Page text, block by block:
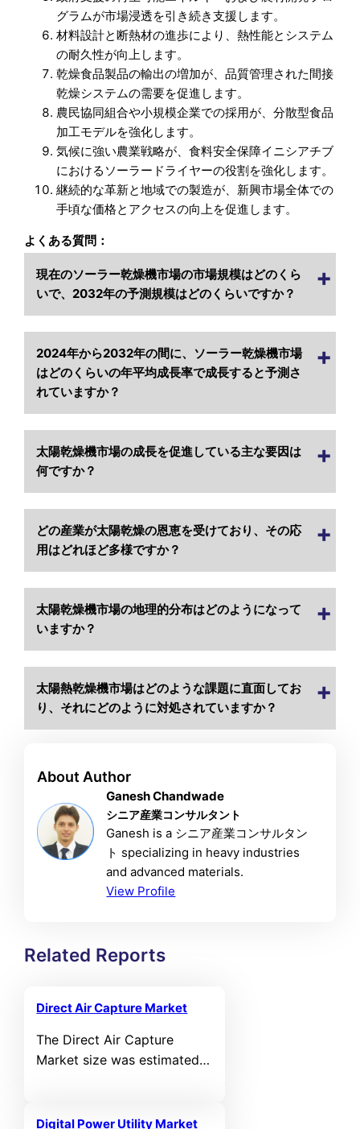
グラムが市場浸透を引き続き支援します。
材料設計と断熱材の進歩により、熱性能とシステム
の耐久性が向上します。
乾燥食品製品の輸出の増加が、品質管理された間接
乾燥システムの需要を促進します。
農民協同組合や小規模企業での採用が、分散型食品
加工モデルを強化します。
気候に強い農業戦略が、食料安全保障イニシアチブ
におけるソーラードライヤーの役割を強化します。
継続的な革新と地域での製造が、新興市場全体での
手頃な価格とアクセスの向上を促進します。
よくある質問：
現在のソーラー乾燥機市場の市場規模はどのくら
いで、2032年の予測規模はどのくらいですか？
2024年から2032年の間に、ソーラー乾燥機市場
はどのくらいの年平均成長率で成長すると予測さ
れていますか？
太陽乾燥機市場の成長を促進している主な要因は
何ですか？
どの産業が太陽乾燥の恩恵を受けており、その応
用はどれほど多様ですか？
太陽乾燥機市場の地理的分布はどのようになって
いますか？
太陽熱乾燥機市場はどのような課題に直面してお
り、それにどのように対処されていますか？
About Author
Ganesh Chandwade
シニア産業コンサルタント
Ganesh is a シニア産業コンサルタン
ト specializing in heavy industries
and advanced materials.
View Profile
Related Reports
Direct Air Capture Market
The Direct Air Capture
Market size was estimated
reach USD 11,688.30 million
Digital Power Utility Market